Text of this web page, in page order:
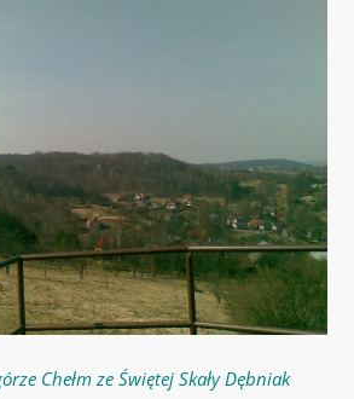
Chełm ze Świętej Skały Dębniak